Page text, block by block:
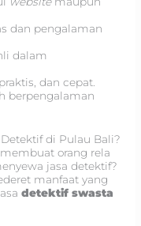
dan pengalaman
dalam
dan cepat.
berpengalaman
di Pulau Bali?
orang rela
jasa detektif?
manfaat yang
detektif swasta